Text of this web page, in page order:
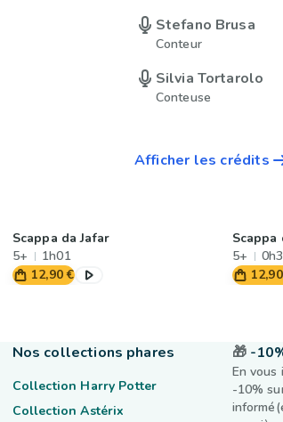
Stefano Brusa
Conteur
Silvia Tortarolo
Conteuse
Afficher les crédits
Scappa da Jafar
5+
1h01
12,90 €
Scappa
5+
🎁 -
En
-10%
Nos collections phares
Collection Harry Potter
Collection Astérix